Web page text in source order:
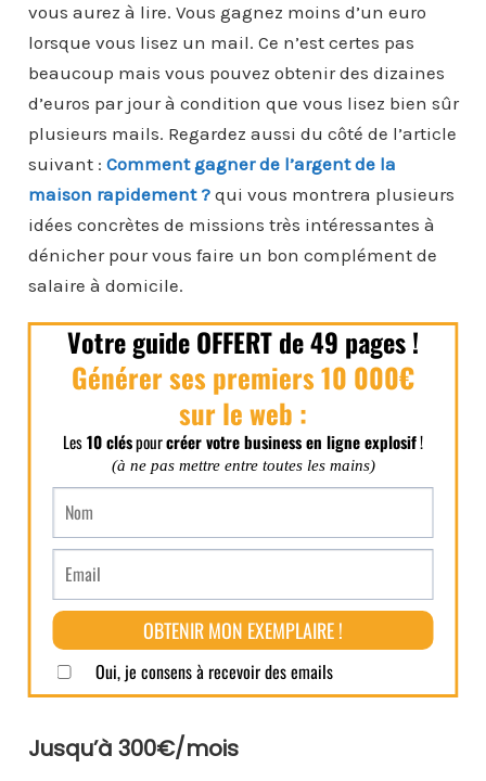
vous aurez à lire. Vous gagnez moins d’un euro
lorsque vous lisez un mail. Ce n’est certes pas
beaucoup mais vous pouvez obtenir des dizaines
d’euros par jour à condition que vous lisez bien sûr
plusieurs mails. Regardez aussi du côté de l’article
suivant : Comment gagner de l’argent de la
maison rapidement ?qui vous montrera plusieurs
idées concrètes de missions très intéressantes à
dénicher pour vous faire un bon complément de
salaire à domicile.
Jusqu’à 300€/mois